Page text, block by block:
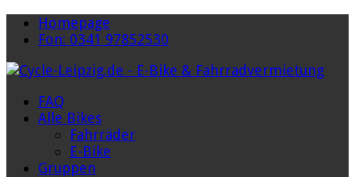
Homepage
Fon: 0341 97852530
FAQ
Alle Bikes
Fahrräder
E-Bike
Gruppen